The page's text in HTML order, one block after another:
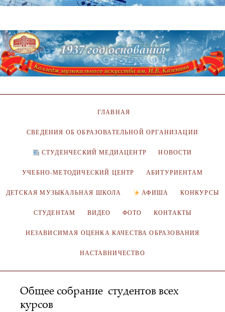
ГЛАВНАЯ
СВЕДЕНИЯ ОБ ОБРАЗОВАТЕЛЬНОЙ ОРГАНИЗАЦИИ
СТУДЕНЧЕСКИЙ МЕДИАЦЕНТР НОВОСТИ
УЧЕБНО-МЕТОДИЧЕСКИЙ ЦЕНТР АБИТУРИЕНТАМ
ДЕТСКАЯ МУЗЫКАЛЬНАЯ ШКОЛА АФИША КОНКУРСЫ
СТУДЕНТАМ ВИДЕО ФОТО КОНТАКТЫ
НЕЗАВИСИМАЯ ОЦЕНКА КАЧЕСТВА ОБРАЗОВАНИЯ
НАСТАВНИЧЕСТВО
Общее собрание студентов всех
курсов